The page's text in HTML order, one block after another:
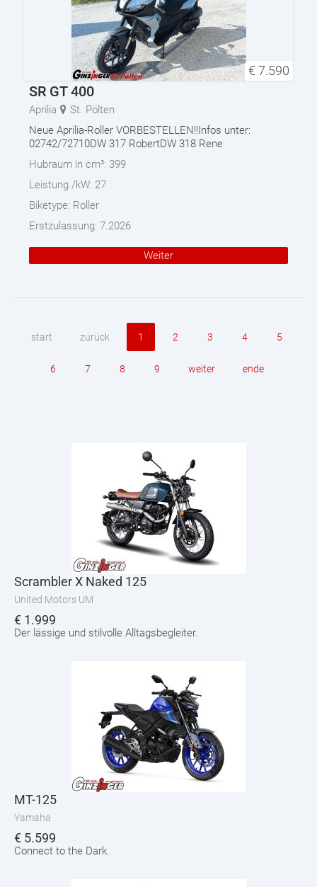
€ 7.590
SR GT 400
Aprilia
St. Pölten
Neue Aprilia-Roller VORBESTELLEN!!Infos unter:
02742/72710DW 317 RobertDW 318 Rene
Hubraum in cm³: 399
Leistung /kW: 27
Biketype: Roller
Erstzulassung: 7.2026
Weiter
start zurück 1 2 3 4 5
6 7 8 9 weiter ende
Scrambler X Naked 125
United Motors UM
€ 1.999
Der lässige und stilvolle Alltagsbegleiter.
MT-125
Yamaha
€ 5.599
Connect to the Dark.